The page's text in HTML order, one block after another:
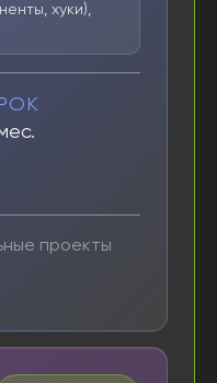
хуки),
проекты